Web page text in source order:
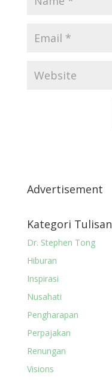
Advertisement
Kategori Tulisan
Dr. Stephen Tong
Hiburan
Inspirasi
Nusahati
Pengharapan
Perpajakan
Renungan
Visions